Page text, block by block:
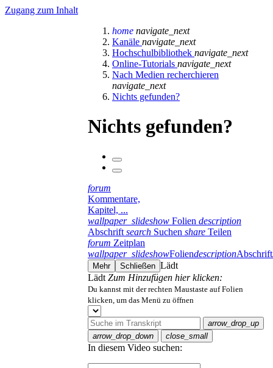
Zugang zum Inhalt
home navigate_next
Kanäle navigate_next
Hochschulbibliothek navigate_next
Online-Tutorials navigate_next
Nach Medien recherchieren
navigate_next
Nichts gefunden?
Nichts gefunden?
forum
Kommentare,
Kapitel, ...
wallpaper_slideshow Folien description
Abschrift search Suchen share Teilen
forum Zeitplan
wallpaper_slideshowFoliendescriptionAbschrift
Mehr Schließen Lädt
Lädt Zum Hinzufügen hier klicken:
Du kannst mit der rechten Maustaste auf Folien
klicken, um das Menü zu öffnen
arrow_drop_up
arrow_drop_down
close_small
In diesem Video suchen: